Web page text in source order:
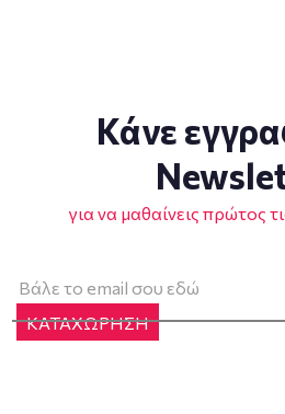
Κάνε
για να μαθαίνεις πρώτος
ΚΑΤΑΧΩΡΗΣΗ